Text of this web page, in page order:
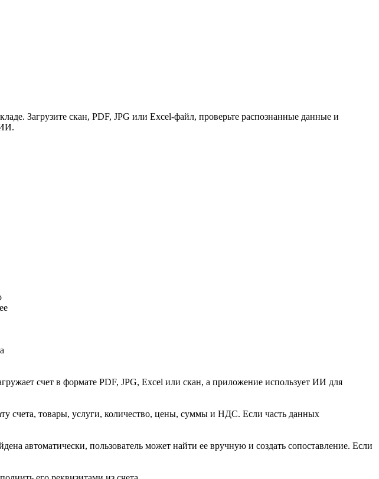
Загрузите скан, PDF, JPG или Excel-файл, проверьте распознанные данные и
ИИ.
счет в формате PDF, JPG, Excel или скан, а приложение использует ИИ для
счета, товары, услуги, количество, цены, суммы и НДС. Если часть данных
автоматически, пользователь может найти ее вручную и создать сопоставление. Если